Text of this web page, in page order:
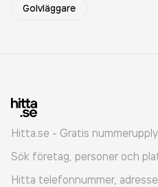
Golvläggare
Hitta.se - Gratis
Sök företag, personer och
Hitta telefonnummer,